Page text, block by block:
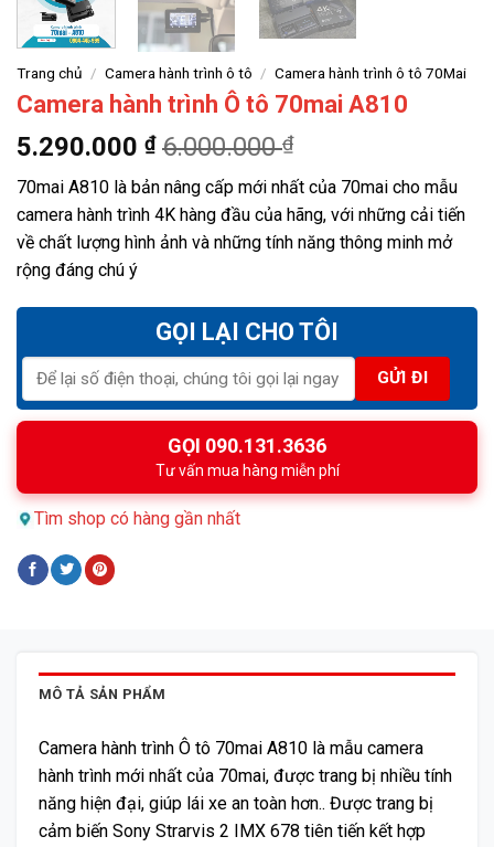
Trang chủ / Camera hành trình ô tô / Camera hành trình ô tô 70Mai
Camera hành trình Ô tô 70mai A810
5.290.000 ₫ 6.000.000₫
70mai A810 là bản nâng cấp mới nhất của 70mai cho mẫu
camera hành trình 4K hàng đầu của hãng, với những cải tiến
về chất lượng hình ảnh và những tính năng thông minh mở
rộng đáng chú ý
GỌI LẠI CHO TÔI
GỌI 090.131.3636
Tư vấn mua hàng miễn phí
Tìm shop có hàng gần nhất
MÔ TẢ SẢN PHẨM
Camera hành trình Ô tô 70mai A810 là mẫu camera
hành trình mới nhất của 70mai, được trang bị nhiều tính
năng hiện đại, giúp lái xe an toàn hơn.. Được trang bị
cảm biến Sony Strarvis 2 IMX 678 tiên tiến kết hợp